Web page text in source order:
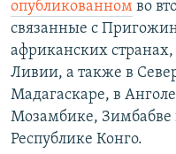
опубликованном во
связанные с
африканских
Ливии, а также в
Мадагаскаре, в
Мозамбике, Зимбабве
Республике Конго.